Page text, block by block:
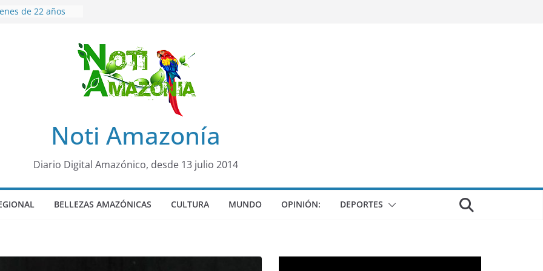
de 22 años
nueva reina por
de dormir mal en
Noti Amazonía
Diario Digital Amazónico, desde 13 julio 2014
BELLEZAS AMAZÓNICAS CULTURA MUNDO OPINIÓN: DEPORTES